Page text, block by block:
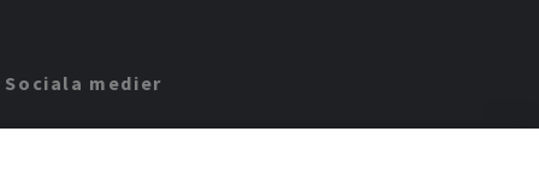
Sociala medier